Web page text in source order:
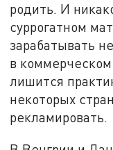
родить. И
суррогатном
зарабатывать
в
лишится
некоторых
рекламировать.